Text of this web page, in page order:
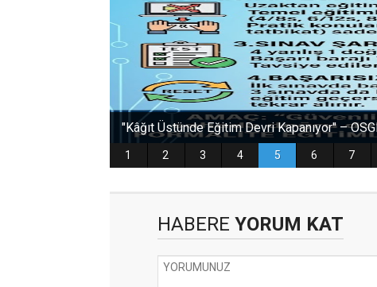
HABERE YORUM KAT